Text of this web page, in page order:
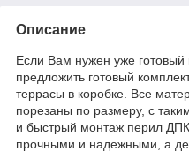
Описание
Если Вам нужен уже готовый
предложить готовый
террасы в коробке. Все
порезаны по размеру, с
и быстрый монтаж перил
прочными и надежными, а